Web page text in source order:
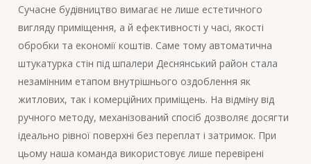
Сучасне будівництво вимагає не лише естетичного
вигляду приміщення, а й ефективності у часі, якості
обробки та економії коштів. Саме тому автоматична
штукатурка стін під шпалери Деснянський район стала
незамінним етапом внутрішнього оздоблення як
житлових, так і комерційних приміщень. На відміну від
ручного методу, механізований спосіб дозволяє досягти
ідеально рівної поверхні без переплат і затримок. При
цьому наша команда використовує лише перевірені